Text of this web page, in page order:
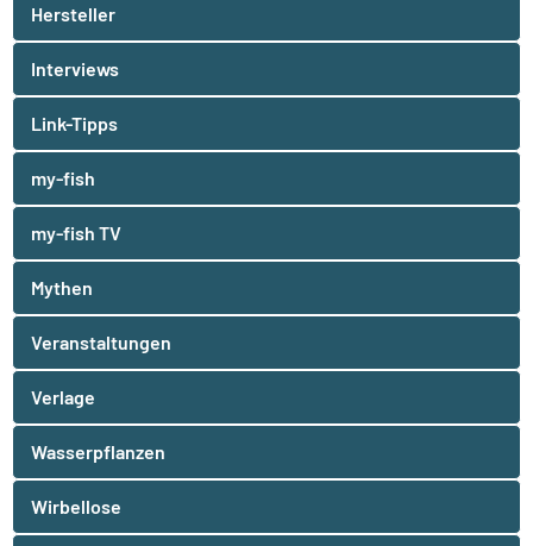
Hersteller
Interviews
Link-Tipps
my-fish
my-fish TV
Mythen
Veranstaltungen
Verlage
Wasserpflanzen
Wirbellose